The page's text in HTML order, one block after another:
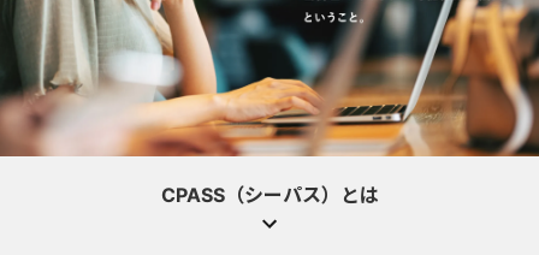
CPASS（シーパス）とは